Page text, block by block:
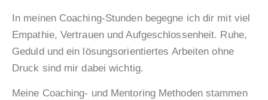
In meinen Coaching-Stunden begegne ich dir mit viel
Empathie, Vertrauen und Aufgeschlossenheit. Ruhe,
Geduld und ein lösungsorientiertes Arbeiten ohne
Druck sind mir dabei wichtig.
Meine Coaching- und Mentoring Methoden stammen